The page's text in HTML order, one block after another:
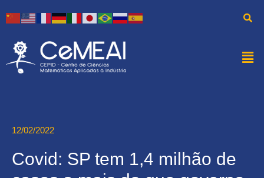
12/02/2022
Covid: SP tem 1,4 milhão de